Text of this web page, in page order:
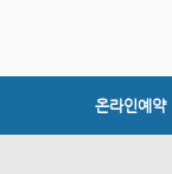
온라인예약